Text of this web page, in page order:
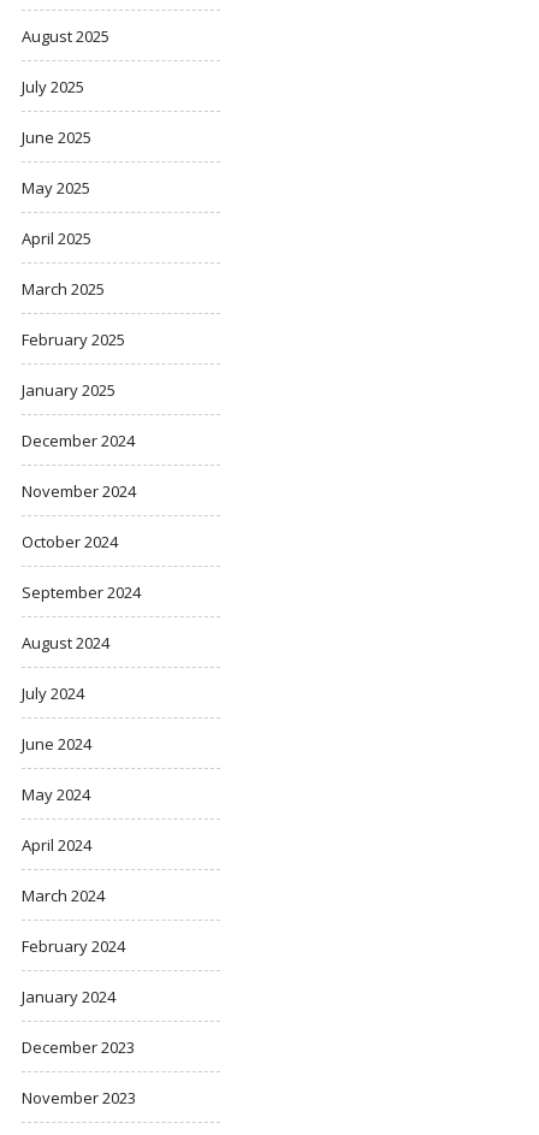
August 2025
July 2025
June 2025
May 2025
April 2025
March 2025
February 2025
January 2025
December 2024
November 2024
October 2024
September 2024
August 2024
July 2024
June 2024
May 2024
April 2024
March 2024
February 2024
January 2024
December 2023
November 2023